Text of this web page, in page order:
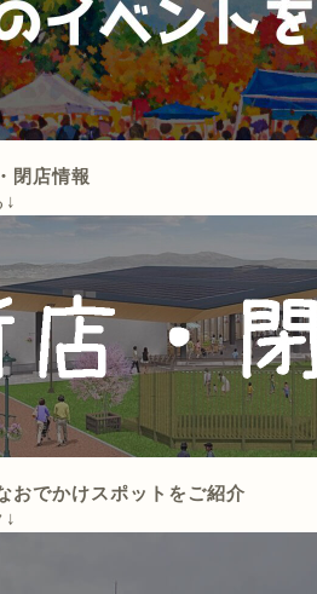
閉店情報
おでかけスポットをご紹介